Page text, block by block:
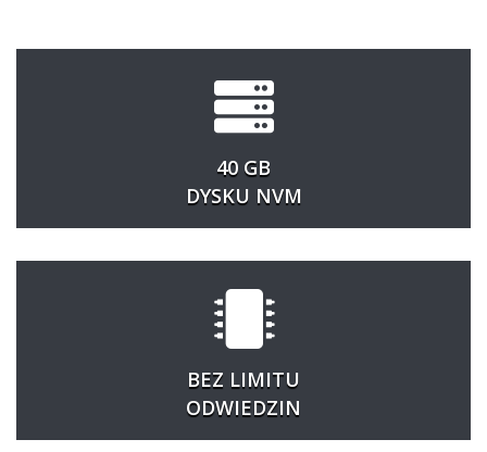
40 GB
DYSKU NVM
BEZ LIMITU
ODWIEDZIN